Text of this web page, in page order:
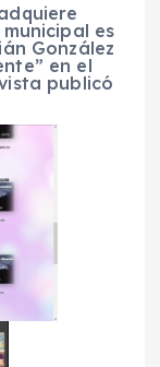
es
González
en el
publicó